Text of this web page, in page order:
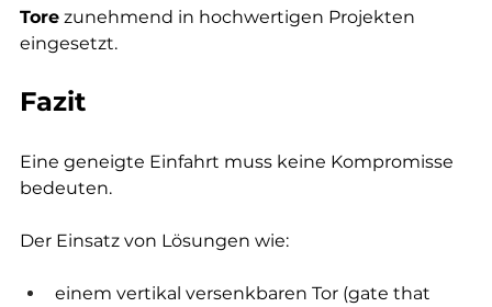
Tore zunehmend in hochwertigen Projekten
eingesetzt.
Fazit
Eine geneigte Einfahrt muss keine Kompromisse
bedeuten.
Der Einsatz von Lösungen wie:
einem vertikal versenkbaren Tor (gate that